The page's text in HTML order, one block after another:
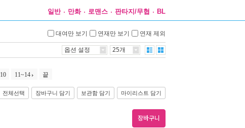
일반 만화 로맨스 판타지/무협 BL
대여만 보기 연재만 보기 연재 제외
옵션 설정 25개
10 11~14 끝
전체선택 장바구니 담기 보관함 담기 마이리스트 담기
장바구니